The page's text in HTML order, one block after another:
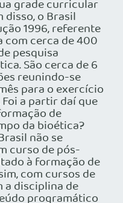
grade curricular
disso, o Brasil
1996, referente
com cerca de 400
pesquisa
São cerca de 6
reunindo-se
para o exercício
a partir daí que
de
da bioética?
não se
curso de pós-
à formação de
com cursos de
a disciplina de
programático